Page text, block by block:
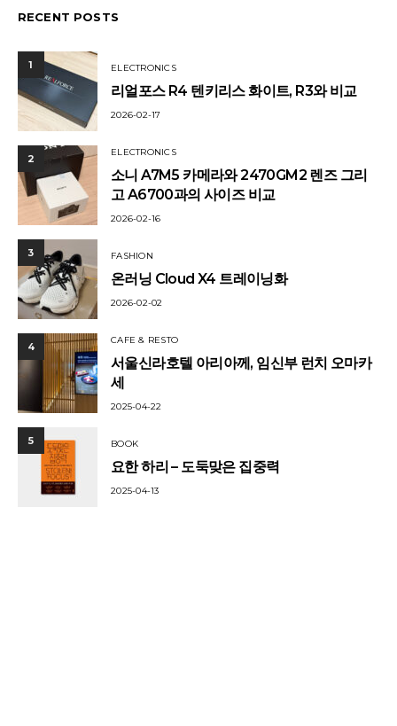
RECENT POSTS
1 ELECTRONICS
리얼포스 R4 텐키리스 화이트, R3와 비교
2026-02-17
2 ELECTRONICS
소니 A7M5 카메라와 2470GM2 렌즈 그리
고 A6700과의 사이즈 비교
2026-02-16
3 FASHION
온러닝 Cloud X4 트레이닝화
2026-02-02
4 CAFE & RESTO
서울신라호텔 아리아께, 임신부 런치 오마카
세
2025-04-22
5 BOOK
요한 하리 – 도둑맞은 집중력
2025-04-13